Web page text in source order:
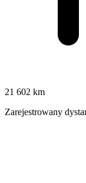
21 602 km
Zarejestrowany